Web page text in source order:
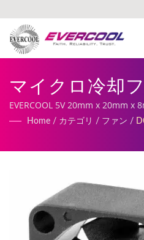
マイクロ冷却
ントファン、
ァン | アルミ
カー |
EVERCOOL 5V 20mm x 20mm x
さまざまな速度モデルが利用可能
れています。
Home / カテゴリ / ファン /